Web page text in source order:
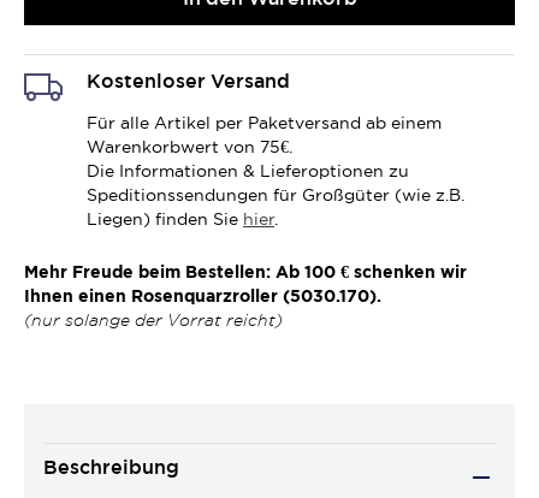
Kostenloser Versand
Für alle Artikel per Paketversand ab einem
Warenkorbwert von 75€.
Die Informationen & Lieferoptionen zu
Speditionssendungen für Großgüter (wie z.B.
Liegen) finden Sie hier.
Mehr Freude beim Bestellen: Ab 100 € schenken wir
Ihnen einen Rosenquarzroller (5030.170).
(nur solange der Vorrat reicht)
Beschreibung